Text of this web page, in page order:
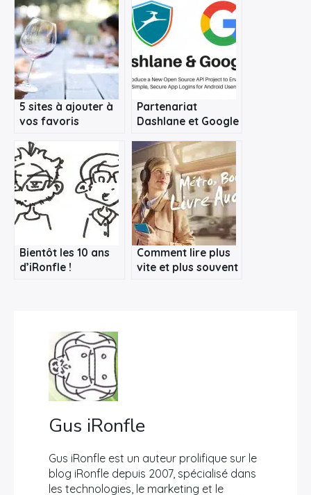
5 sites à ajouter à
vos favoris
Partenariat
Dashlane et Google
Bientôt les 10 ans
d’iRonfle !
Comment lire plus
vite et plus souvent
Gus iRonfle
Gus iRonfle est un auteur prolifique sur le
blog iRonfle depuis 2007, spécialisé dans
les technologies, le marketing et le
Rechercher
: